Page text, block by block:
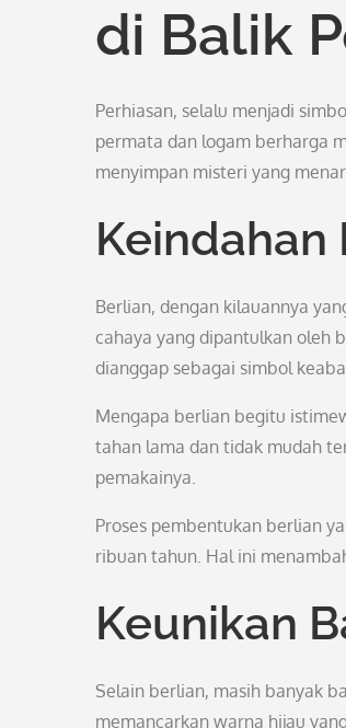
di Balik
Perhiasan, selalu menjadi
permata dan logam berharga
menyimpan misteri yang
Keindahan
Berlian, dengan kilauannya
cahaya yang dipantulkan oleh
dianggap sebagai simbol
Mengapa berlian begitu
tahan lama dan tidak mudah
pemakainya.
Proses pembentukan berlian
ribuan tahun. Hal ini
Keunikan
Selain berlian, masih banyak
memancarkan warna hijau